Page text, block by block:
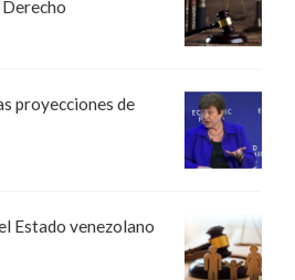
proyecciones de
Estado venezolano